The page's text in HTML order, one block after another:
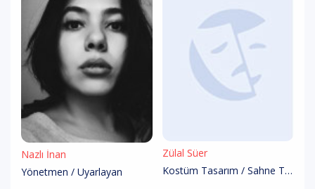
Nazlı İnan
Yönetmen / Uyarlayan
Zülal Süer
Kostüm Tasarım / Sahne Tasarım